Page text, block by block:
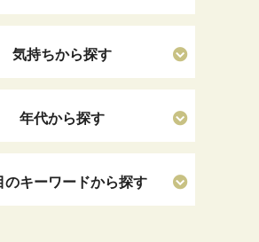
気持ちから探す
年代から探す
のキーワードから探す